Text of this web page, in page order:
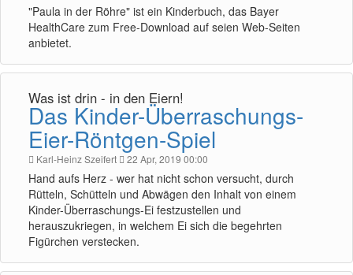
"Paula in der Röhre" ist ein Kinderbuch, das Bayer
HealthCare zum Free-Download auf seien Web-Seiten
anbietet.
Was ist drin - in den Eiern!
Das Kinder-Überraschungs-
Eier-Röntgen-Spiel
Karl-Heinz Szeifert 22 Apr, 2019 00:00
Hand aufs Herz - wer hat nicht schon versucht, durch
Rütteln, Schütteln und Abwägen den Inhalt von einem
Kinder-Überraschungs-Ei festzustellen und
herauszukriegen, in welchem Ei sich die begehrten
Figürchen verstecken.